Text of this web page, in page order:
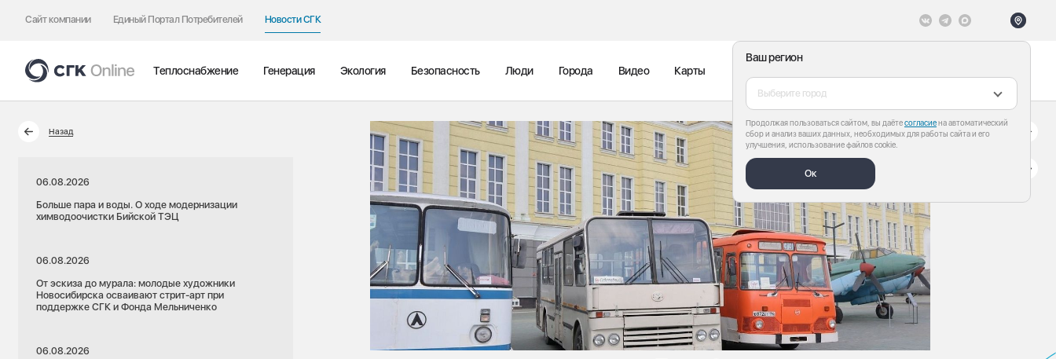
Сайт компании Единый Портал Потребителей Новости СГК
Ваш регион
Выберите город
Продолжая пользоваться сайтом, вы даётесогласиена автоматический
сбор и анализ ваших данных, необходимых для работы сайта и его
улучшения, использование файлов cookie.
Ок
Теплоснабжение Генерация Экология Безопасность Люди Города Видео Карты
Назад
06.08.2026
Больше пара и воды. О ходе модернизации
химводоочистки Бийской ТЭЦ
06.08.2026
От эскиза до мурала: молодые художники
Новосибирска осваивают стрит-арт при
поддержке СГК и Фонда Мельниченко
06.08.2026